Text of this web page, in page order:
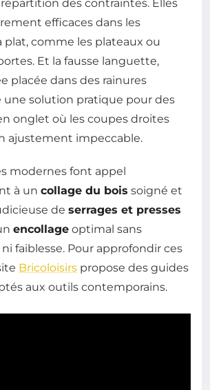
des contraintes. Elles
efficaces dans les
plat, comme les plateaux ou
Et la fausse languette,
placée dans des rainures
une solution pratique pour des
onglet où les coupes droites
ajustement impeccable.
modernes font appel
à un collage du bois soigné et
de serrages et presses
encollage optimal sans
faiblesse. Pour approfondir ces
Bricoloisirs propose des guides
aux outils contemporains.